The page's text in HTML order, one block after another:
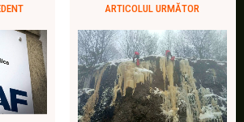
ARTICOLUL URMĂTOR